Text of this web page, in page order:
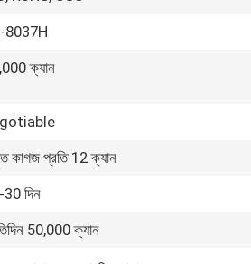
8037H
ক্যান
কাগজ প্রতি 12 ক্যান
দিন
50,000 ক্যান